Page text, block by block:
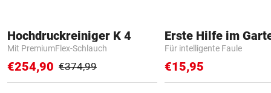
Hochdruckreiniger K 4
Mit PremiumFlex-Schlauch
€254,90 €374,99
Erste Hilfe im
Für intelligente Faule
€15,95